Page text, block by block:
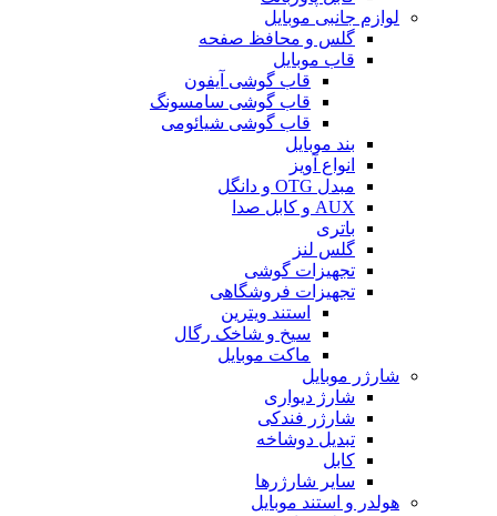
لوازم جانبی موبایل
گلس و محافظ صفحه
قاب موبایل
قاب گوشی آیفون
قاب گوشی سامسونگ
قاب گوشی شیائومی
بند موبایل
انواع آویز
مبدل OTG و دانگل
AUX و کابل صدا
باتری
گلس لنز
تجهیزات گوشی
تجهیزات فروشگاهی
استند ویترین
سیخ و شاخک رگال
ماکت موبایل
شارژر موبایل
شارژ دیواری
شارژر فندکی
تبدیل دوشاخه
کابل
سایر شارژرها
هولدر و استند موبایل